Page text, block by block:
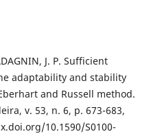
J. P. Sufficient
adaptability and stability
and Russell method.
v. 53, n. 6, p. 673-683,
10.1590/S0100-